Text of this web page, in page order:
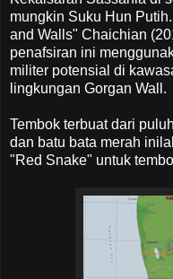
mungkin Suku Hun
and Walls" Chaichian
penafsiran ini
militer potensial di
lingkungan Gorgan Wall.
Tembok terbuat dari
dan batu bata merah
"Red Snake" untuk